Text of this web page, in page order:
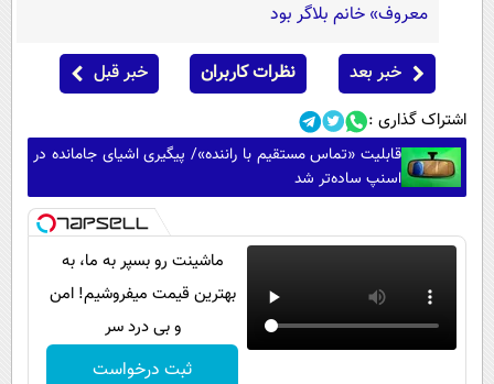
معروف» خانم بلاگر بود
خبر بعد نظرات کاربران خبر قبل
اشتراک گذاری :
قابلیت «تماس مستقیم با راننده»/ پیگیری اشیای جامانده در
اسنپ ساده‌تر شد
ماشینت رو بسپر به ما، به
بهترین قیمت میفروشیم! امن
و بی درد سر
ثبت درخواست